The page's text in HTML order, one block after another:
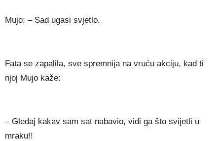
Mujo: – Sad ugasi svjetlo.
Fata se zapalila, sve spremnija na vruću akciju, kad ti
njoj Mujo kaže:
– Gledaj kakav sam sat nabavio, vidi ga što svijetli u
mraku!!